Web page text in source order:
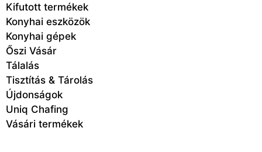
Kifutott termékek
Konyhai eszközök
Konyhai gépek
Őszi Vásár
Tálalás
Tisztítás & Tárolás
Újdonságok
Uniq Chafing
Vásári termékek